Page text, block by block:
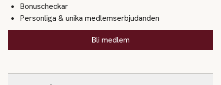
Bonuscheckar
Personliga & unika medlemserbjudanden
Bli medlem